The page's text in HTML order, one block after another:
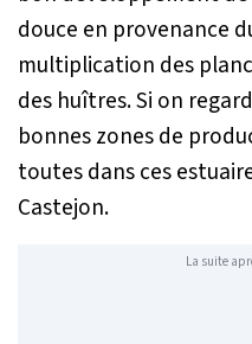
douce en provenance
multiplication des
des huîtres. Si on
bonnes zones de
toutes dans ces
Castejon.
La suite